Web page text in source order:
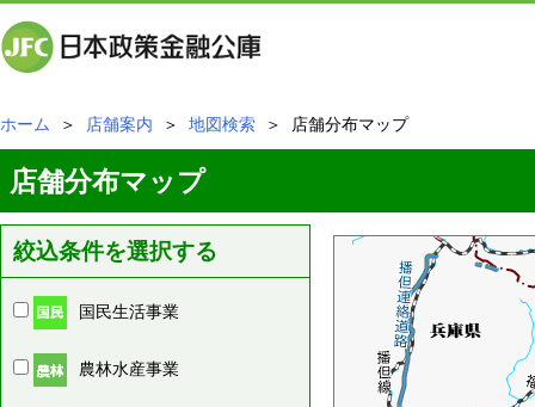
ホーム ＞ 店舗案内 ＞ 地図検索 ＞ 店舗分布マップ
店舗分布マップ
絞込条件を選択する
国民生活事業
農林水産事業